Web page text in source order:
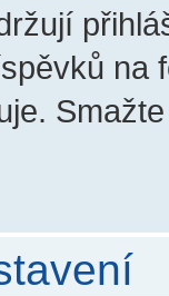
na